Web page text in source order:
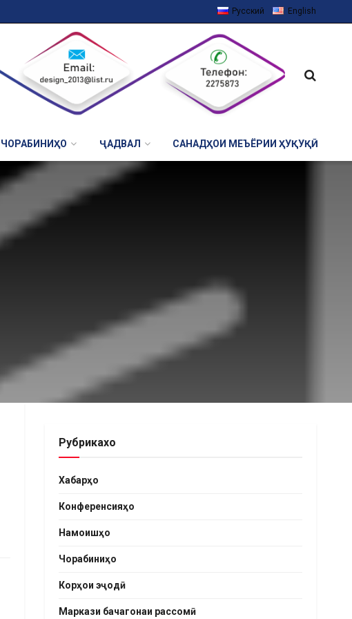
Русский English
ЧОРАБИНИҲО ҶАДВАЛ САНАДҲОИ МЕЪЁРИИ ҲУҚУҚӢ
Рубрикахо
Хабарҳо
Конференсияҳо
Намоишҳо
Чорабиниҳо
Корҳои эҷодӣ
Маркази бачагонаи рассомӣ